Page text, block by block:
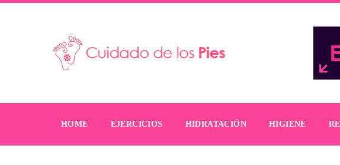
HOME EJERCICIOS HIDRATACIÓN HIGIENE